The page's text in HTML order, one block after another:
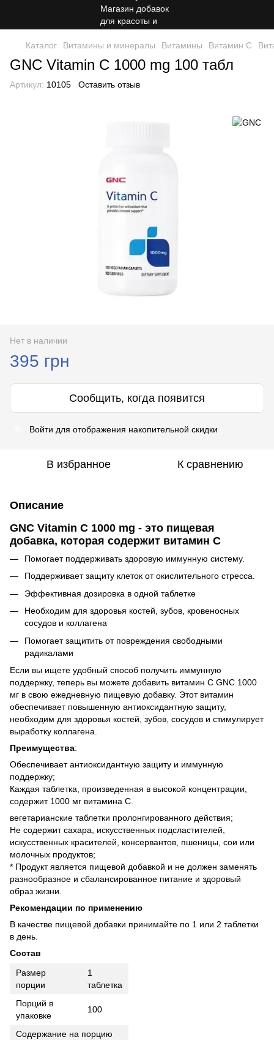
Каталог Витамины и минералы Витамины Витамин C
GNC Vitamin C 1000 mg 100 табл
Артикул: 10105 Оставить отзыв
Нет в наличии
395 грн
Сообщить, когда появится
Войти для отображения накопительной скидки
В избранное К сравнению
Описание
GNC Vitamin C 1000 mg - это пищевая
добавка, которая содержит витамин С
Помогает поддерживать здоровую иммунную систему.
Поддерживает защиту клеток от окислительного стресса.
Эффективная дозировка в одной таблетке
Необходим для здоровья костей, зубов, кровеносных
сосудов и коллагена
Помогает защитить от повреждения свободными
радикалами
Если вы ищете удобный способ получить иммунную
поддержку, теперь вы можете добавить витамин С GNC 1000
мг в свою ежедневную пищевую добавку. Этот витамин
обеспечивает повышенную антиоксидантную защиту,
необходим для здоровья костей, зубов, сосудов и стимулирует
выработку коллагена.
Преимущества:
Обеспечивает антиоксидантную защиту и иммунную
поддержку;
Каждая таблетка, произведенная в высокой концентрации,
содержит 1000 мг витамина С.
вегетарианские таблетки пролонгированного действия;
Не содержит сахара, искусственных подсластителей,
искусственных красителей, консервантов, пшеницы, сои или
молочных продуктов;
* Продукт является пищевой добавкой и не должен заменять
разнообразное и сбалансированное питание и здоровый
образ жизни.
Рекомендации по применению
В качестве пищевой добавки принимайте по 1 или 2 таблетки
в день.
Состав
Размер
порции
1
таблетка
Порций в
упаковке
100
Содержание на порцию